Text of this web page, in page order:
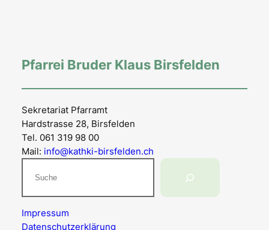
Pfarrei Bruder Klaus Birsfelden
Sekretariat Pfarramt
Hardstrasse 28, Birsfelden
Tel. 061 319 98 00
Mail: info@kathki-birsfelden.ch
Impressum
Datenschutzerklärung